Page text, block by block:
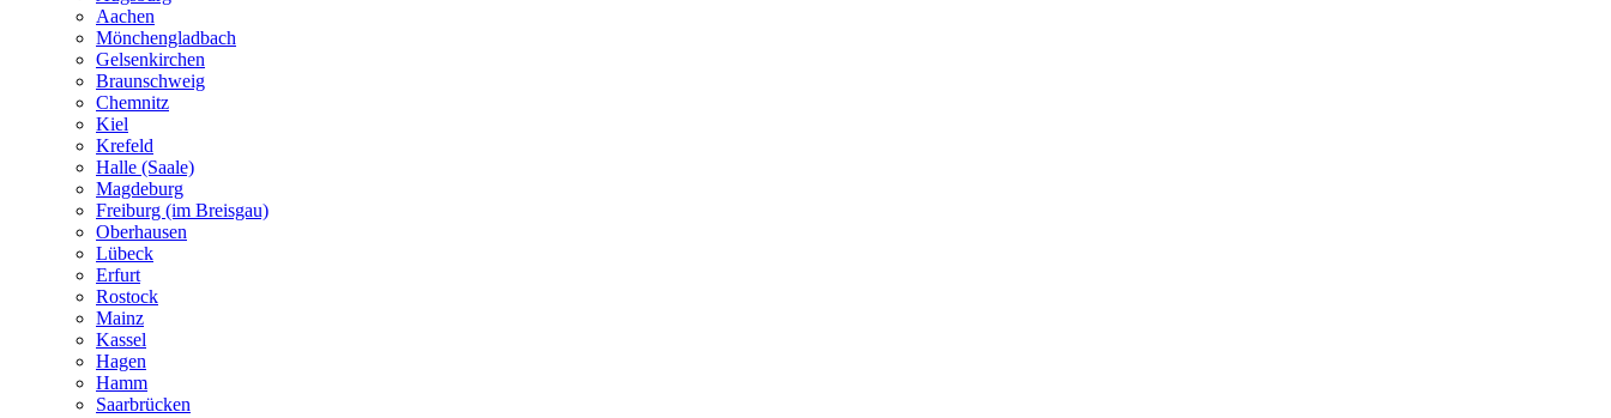
Aachen
Mönchengladbach
Gelsenkirchen
Braunschweig
Chemnitz
Kiel
Krefeld
Halle (Saale)
Magdeburg
Freiburg (im Breisgau)
Oberhausen
Lübeck
Erfurt
Rostock
Mainz
Kassel
Hagen
Hamm
Saarbrücken